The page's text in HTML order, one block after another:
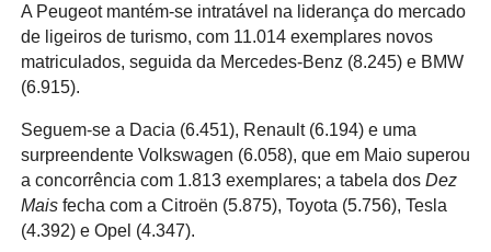
A Peugeot mantém-se intratável na liderança do mercado
de ligeiros de turismo, com 11.014 exemplares novos
matriculados, seguida da Mercedes-Benz (8.245) e BMW
(6.915).
Seguem-se a Dacia (6.451), Renault (6.194) e uma
surpreendente Volkswagen (6.058), que em Maio superou
a concorrência com 1.813 exemplares; a tabela dos Dez
Maisfecha com a Citroën (5.875), Toyota (5.756), Tesla
(4.392) e Opel (4.347).